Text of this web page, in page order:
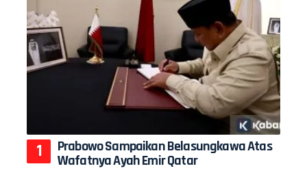
Prabowo Sampaikan Belasungkawa Atas
Wafatnya Ayah Emir Qatar